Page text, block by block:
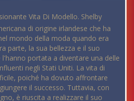
Vita Di Modello. Shelby
di origine irlandese che ha
mondo della moda quando era
parte, la sua bellezza e il suo
portata a diventare una delle
negli Stati Uniti. La vita di
poiché ha dovuto affrontare
il successo. Tuttavia, con
è riuscita a realizzare il suo